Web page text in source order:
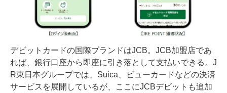
デビットカードの国際ブランドはJCB。JCB加盟店であ
れば、銀行口座から即座に引き落として支払いできる。J
R東日本グループでは、Suica、ビューカードなどの決済
サービスを展開しているが、ここにJCBデビットも追加